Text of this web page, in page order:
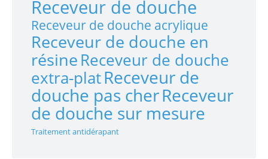
Receveur de douche
Receveur de douche acrylique
Receveur de douche en
résineReceveur de douche
extra-platReceveur de
douche pas cherReceveur
de douche sur mesure
Traitement antidérapant